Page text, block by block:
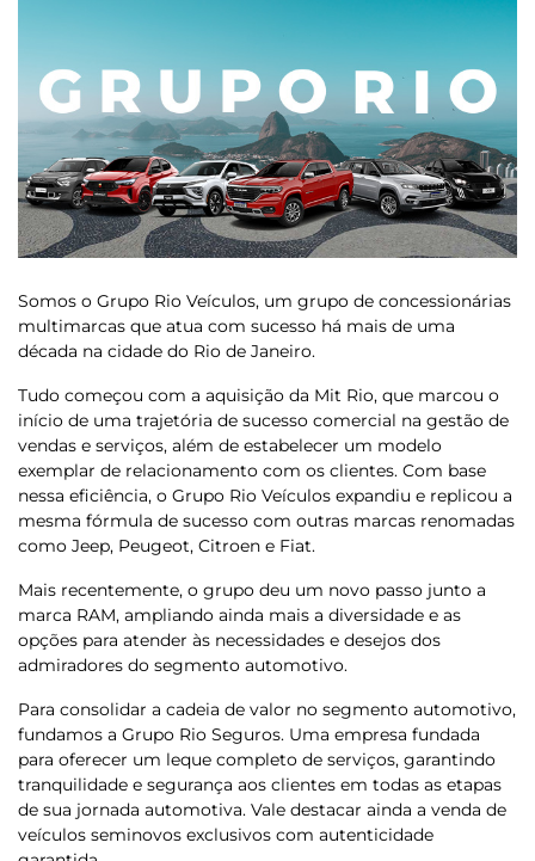
Somos o Grupo Rio Veículos, um grupo de concessionárias
multimarcas que atua com sucesso há mais de uma
década na cidade do Rio de Janeiro.
Tudo começou com a aquisição da Mit Rio, que marcou o
início de uma trajetória de sucesso comercial na gestão de
vendas e serviços, além de estabelecer um modelo
exemplar de relacionamento com os clientes. Com base
nessa eficiência, o Grupo Rio Veículos expandiu e replicou a
mesma fórmula de sucesso com outras marcas renomadas
como Jeep, Peugeot, Citroen e Fiat.
Mais recentemente, o grupo deu um novo passo junto a
marca RAM, ampliando ainda mais a diversidade e as
opções para atender às necessidades e desejos dos
admiradores do segmento automotivo.
Para consolidar a cadeia de valor no segmento automotivo,
fundamos a Grupo Rio Seguros. Uma empresa fundada
para oferecer um leque completo de serviços, garantindo
tranquilidade e segurança aos clientes em todas as etapas
de sua jornada automotiva. Vale destacar ainda a venda de
veículos seminovos exclusivos com autenticidade